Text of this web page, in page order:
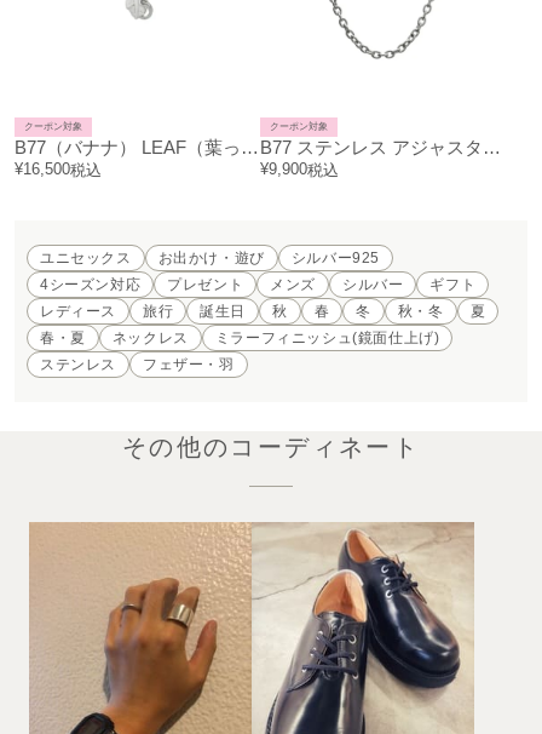
B77（バナナ） LEAF（葉っぱ） FEATHER（葉根） バナナ リーフェザー ネックレス トップ 1葉（S）
クーポン対象
¥16,500税込
B77 ステンレス アジャスターリング ネックレス M
クーポン対象
¥9,900税込
ユニセックス お出かけ・遊び
シルバー925
4シーズン対応
プレゼント メンズ シルバー
ギフト
レディース
旅行 誕生日 秋 春 冬 秋・冬
夏
春・夏
ネックレス
ミラーフィニッシュ(鏡面仕上げ)
ステンレス
フェザー・羽
その他のコーディネート